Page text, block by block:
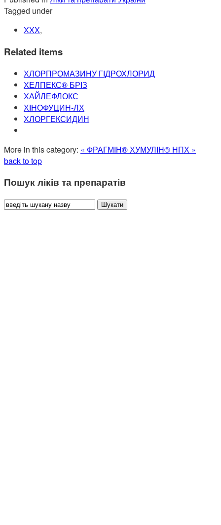
Tagged under
ХХХ,
Related items
ХЛОРПРОМАЗИНУ ГІДРОХЛОРИД
ХЕЛПЕКС® БРІЗ
ХАЙЛЕФЛОКС
ХІНОФУЦИН-ЛХ
ХЛОРГЕКСИДИН
More in this category: « ФРАГМІН®ХУМУЛІН® НПХ »
back to top
Пошук ліків та препаратів